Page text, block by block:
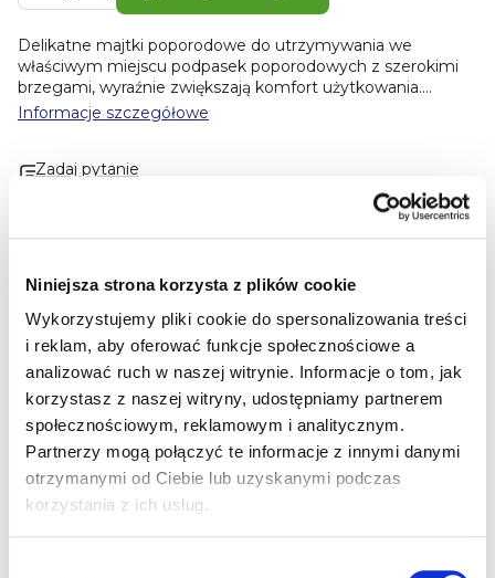
Niniejsza strona korzysta z plików cookie
Wykorzystujemy pliki cookie do spersonalizowania treści
i reklam, aby oferować funkcje społecznościowe a
analizować ruch w naszej witrynie. Informacje o tom, jak
korzystasz z naszej witryny, udostępniamy partnerem
społecznościowym, reklamowym i analitycznym.
Partnerzy mogą połączyć te informacje z innymi danymi
otrzymanymi od Ciebie lub uzyskanymi podczas
korzystania z ich usług.
Delikatne majtki poporodowe do utrzymywania we
właściwym miejscu podpasek poporodowych z szerokimi
brzegami, wyraźnie zwiększają komfort użytkowania.
Posiadają na zewnętrznej stronie boczne szwy, dzięki
elastyczna przędza poliestrowa.
Informacje szczegółowe
Zadaj pytanie
Salvest, Ella's Kitchen i Good Gout, dlatego
zawsze posiadamy pełny asortyment.
Program lojalnościowy Premium
Im więcej kupisz, tym więcej punktów Premium
zdobędziesz i tym większy rabat będziesz mógł
Darmowa dostawa od 250 zł
Wszystkie zamówienia wysyłamy szybko.